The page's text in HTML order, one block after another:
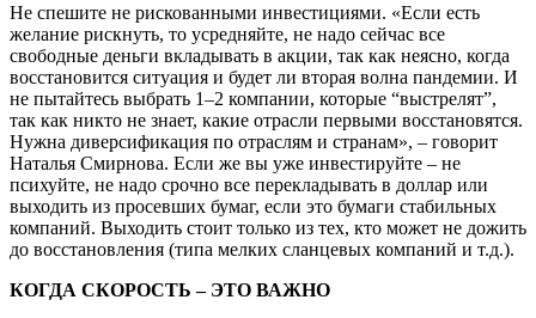
Не спешите не рискованными инвестициями. «Если есть
желание рискнуть, то усредняйте, не надо сейчас все
свободные деньги вкладывать в акции, так как неясно, когда
восстановится ситуация и будет ли вторая волна пандемии. И
не пытайтесь выбрать 1–2 компании, которые “выстрелят”,
так как никто не знает, какие отрасли первыми восстановятся.
Нужна диверсификация по отраслям и странам», – говорит
Наталья Смирнова. Если же вы уже инвестируйте – не
психуйте, не надо срочно все перекладывать в доллар или
выходить из просевших бумаг, если это бумаги стабильных
компаний. Выходить стоит только из тех, кто может не дожить
до восстановления (типа мелких сланцевых компаний и т.д.).
КОГДА СКОРОСТЬ – ЭТО ВАЖНО